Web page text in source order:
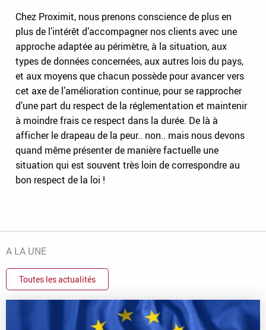
Chez Proximit, nous prenons conscience de plus en
plus de l’intérêt d’accompagner nos clients avec une
approche adaptée au périmètre, à la situation, aux
types de données concernées, aux autres lois du pays,
et aux moyens que chacun possède pour avancer vers
cet axe de l’amélioration continue, pour se rapprocher
d’une part du respect de la réglementation et maintenir
à moindre frais ce respect dans la durée. De là à
afficher le drapeau de la peur.. non.. mais nous devons
quand même présenter de manière factuelle une
situation qui est souvent très loin de correspondre au
bon respect de la loi !
A LA UNE
Toutes les actualités